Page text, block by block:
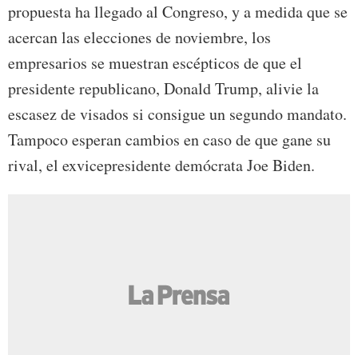
propuesta ha llegado al Congreso, y a medida que se
acercan las elecciones de noviembre, los
empresarios se muestran escépticos de que el
presidente republicano, Donald Trump, alivie la
escasez de visados si consigue un segundo mandato.
Tampoco esperan cambios en caso de que gane su
rival, el exvicepresidente demócrata Joe Biden.